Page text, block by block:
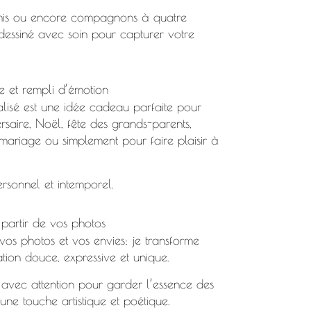
ou encore compagnons à quatre
avec soin pour capturer votre
et rempli d’émotion
est une idée cadeau parfaite pour
Noël, fête des grands-parents,
ou simplement pour faire plaisir à
et intemporel.
de vos photos
photos et vos envies: je transforme
douce, expressive et unique.
attention pour garder l’essence des
touche artistique et poétique.